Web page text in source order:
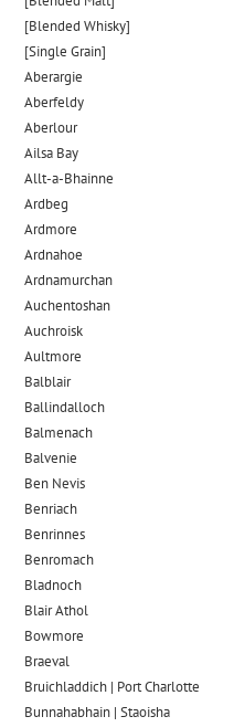
[Blended Whisky]
[Single Grain]
Aberargie
Aberfeldy
Aberlour
Ailsa Bay
Allt-a-Bhainne
Ardbeg
Ardmore
Ardnahoe
Ardnamurchan
Auchentoshan
Auchroisk
Aultmore
Balblair
Ballindalloch
Balmenach
Balvenie
Ben Nevis
Benriach
Benrinnes
Benromach
Bladnoch
Blair Athol
Bowmore
Braeval
Bruichladdich | Port Charlotte
Bunnahabhain | Staoisha